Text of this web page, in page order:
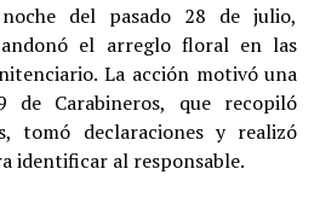
del pasado 28 de julio,
el arreglo floral en las
La acción motivó una
de Carabineros, que recopiló
tomó declaraciones y realizó
identificar al responsable.